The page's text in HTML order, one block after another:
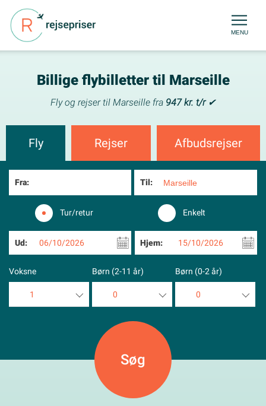
MENU
Billige flybilletter til Marseille
Fly og rejser til Marseille fra 947 kr. t/r✔
Fly Rejser Afbudsrejser
Fra: Til:
Tur/retur Enkelt
Ud: 06/10/2026 Hjem: 15/10/2026
Voksne
1
Børn (2-11 år)
0
5
Børn (0-2 år)
0